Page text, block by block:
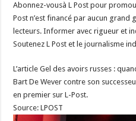
Abonnez-vousà L Post pour
Post n’est financé par aucun
lecteurs. Informer avec rigueur et
Soutenez L Post et le journalisme
L’article Gel des avoirs russes :
Bart De Wever contre son
en premier sur L-Post.
Source: LPOST